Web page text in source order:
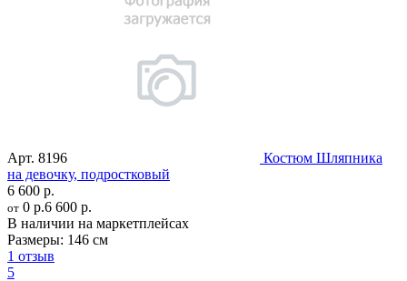
Арт. 8196
Костюм Шляпника
на девочку, подростковый
6 600 р.
от 0 р.6 600 р.
В наличии на маркетплейсах
Размеры: 146 см
1 отзыв
5